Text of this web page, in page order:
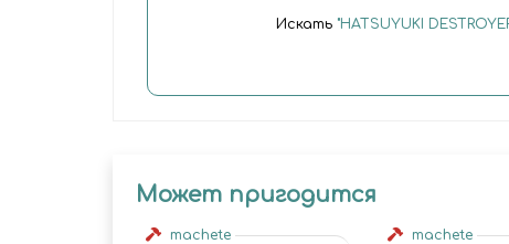
Искать "HATSUYUKI
Может пригодится
machete machete